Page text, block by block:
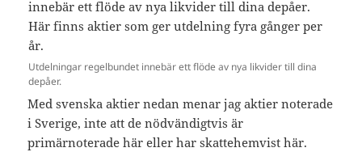
Utdelningar regelbundet innebär ett flöde av nya likvider till dina
depåer.
Med svenska aktier nedan menar jag aktier noterade
i Sverige, inte att de nödvändigtvis är
primärnoterade här eller har skattehemvist här.